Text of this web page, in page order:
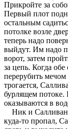
Прикройте за
Первый плот
остальным
потолке возле
теперь надо
выйдут. Им надо
ворот, затем
за цепь. Когда
перерубить мечом
трогается,
бурлящем потоке.
оказываются в
Ник и Салливан
куда-то пропал,